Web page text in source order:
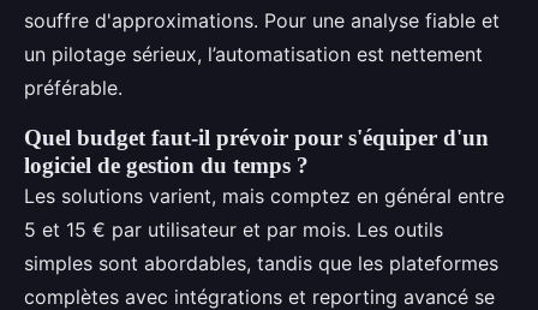
souffre d'approximations. Pour une analyse fiable et
un pilotage sérieux, l’automatisation est nettement
préférable.
Quel budget faut-il prévoir pour s'équiper d'un
logiciel de gestion du temps ?
Les solutions varient, mais comptez en général entre
5 et 15 € par utilisateur et par mois. Les outils
simples sont abordables, tandis que les plateformes
complètes avec intégrations et reporting avancé se